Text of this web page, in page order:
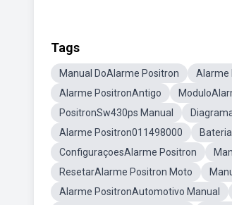
Tags
Manual DoAlarme Positron Alarme
Alarme PositronAntigo
PositronSw430ps Manual
Alarme Positron011498000
ConfiguraçoesAlarme Positron
ResetarAlarme Positron Moto
Alarme PositronAutomotivo Manual